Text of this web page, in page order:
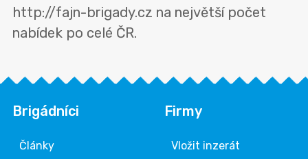
http://fajn-brigady.cz na největší počet
nabídek po celé ČR.
Brigádníci
Články
Firmy
Vložit inzerát